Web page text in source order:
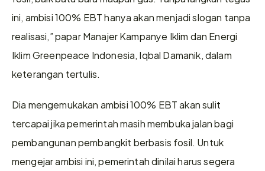
ini, ambisi 100% EBT hanya akan menjadi slogan tanpa
realisasi,” papar Manajer Kampanye Iklim dan Energi
Iklim Greenpeace Indonesia, Iqbal Damanik, dalam
keterangan tertulis.
Dia mengemukakan ambisi 100% EBT akan sulit
tercapai jika pemerintah masih membuka jalan bagi
pembangunan pembangkit berbasis fosil. Untuk
mengejar ambisi ini, pemerintah dinilai harus segera